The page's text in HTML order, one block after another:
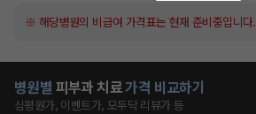
※ 해당병원의 비급여 가격표는 현재 준비중입니다.
병원별 피부과 치료가격 비교하기
심평원가, 이벤트가, 모두닥 리뷰가 등